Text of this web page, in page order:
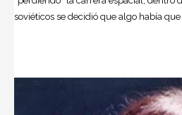
soviéticos se decidió que algo había